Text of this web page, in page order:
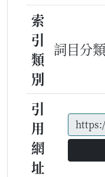
索
引
類
別
詞目分
引
用
網
址